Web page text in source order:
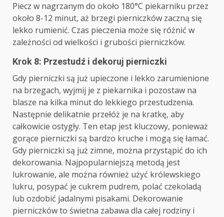
Piecz w nagrzanym do około 180°C piekarniku przez
około 8-12 minut, aż brzegi pierniczków zaczną się
lekko rumienić. Czas pieczenia może się różnić w
zależności od wielkości i grubości pierniczków.
Krok 8: Przestudź i dekoruj pierniczki
Gdy pierniczki są już upieczone i lekko zarumienione
na brzegach, wyjmij je z piekarnika i pozostaw na
blasze na kilka minut do lekkiego przestudzenia.
Następnie delikatnie przełóż je na kratkę, aby
całkowicie ostygły. Ten etap jest kluczowy, ponieważ
gorące pierniczki są bardzo kruche i mogą się łamać.
Gdy pierniczki są już zimne, można przystąpić do ich
dekorowania. Najpopularniejszą metodą jest
lukrowanie, ale można również użyć królewskiego
lukru, posypać je cukrem pudrem, polać czekoladą
lub ozdobić jadalnymi pisakami. Dekorowanie
pierniczków to świetna zabawa dla całej rodziny i